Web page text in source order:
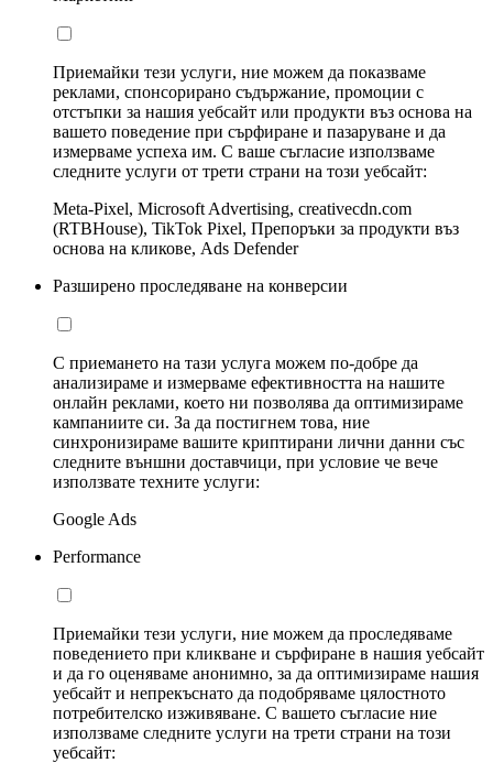
Приемайки тези услуги, ние можем да показваме
реклами, спонсорирано съдържание, промоции с
отстъпки за нашия уебсайт или продукти въз основа на
вашето поведение при сърфиране и пазаруване и да
измерваме успеха им. С ваше съгласие използваме
следните услуги от трети страни на този уебсайт:
Meta-Pixel, Microsoft Advertising, creativecdn.com
(RTBHouse), TikTok Pixel, Препоръки за продукти въз
основа на кликове, Ads Defender
Разширено проследяване на конверсии
С приемането на тази услуга можем по-добре да
анализираме и измерваме ефективността на нашите
онлайн реклами, което ни позволява да оптимизираме
кампаниите си. За да постигнем това, ние
синхронизираме вашите криптирани лични данни със
следните външни доставчици, при условие че вече
използвате техните услуги:
Google Ads
Performance
Приемайки тези услуги, ние можем да проследяваме
поведението при кликване и сърфиране в нашия уебсайт
и да го оценяваме анонимно, за да оптимизираме нашия
уебсайт и непрекъснато да подобряваме цялостното
потребителско изживяване. С вашето съгласие ние
използваме следните услуги на трети страни на този
уебсайт: